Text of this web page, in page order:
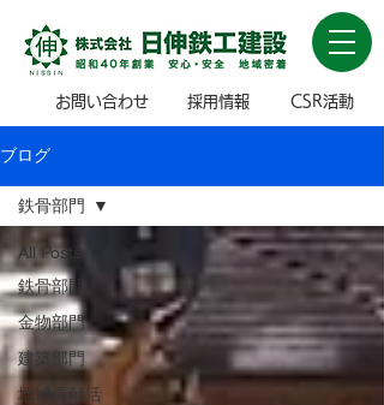
お問い合わせ 採用情報 CSR活動
ブログ
All Posts
鉄骨部門
金物部門
建築部門
地域貢献活
鉄骨部門